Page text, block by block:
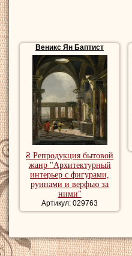
Веникс Ян Баптист
₴ Репродукция бытовой
жанр "Архитектурный
интерьер с фигурами,
руинами и верфью за
ними"
Артикул: 029763